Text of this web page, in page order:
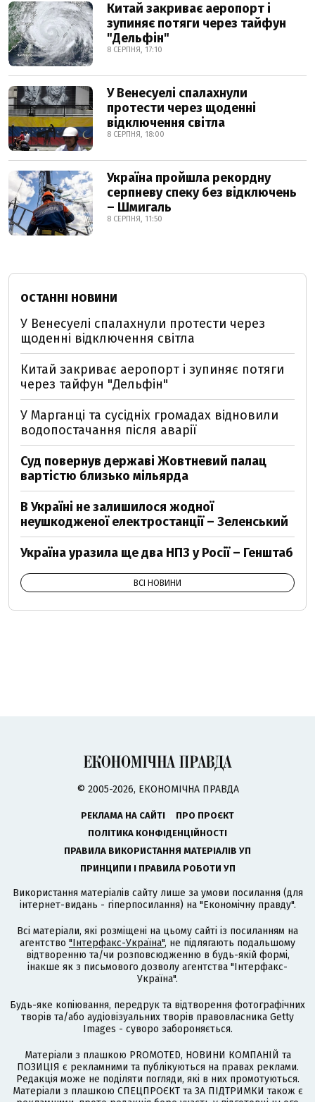
Китай закриває аеропорт і
зупиняє потяги через тайфун
"Дельфін"
8 СЕРПНЯ, 17:10
У Венесуелі спалахнули
протести через щоденні
відключення світла
8 СЕРПНЯ, 18:00
Україна пройшла рекордну
серпневу спеку без відключень
– Шмигаль
8 СЕРПНЯ, 11:50
ОСТАННІ НОВИНИ
У Венесуелі спалахнули протести через
щоденні відключення світла
Китай закриває аеропорт і зупиняє потяги
через тайфун "Дельфін"
У Марганці та сусідніх громадах відновили
водопостачання після аварії
Суд повернув державі Жовтневий палац
вартістю близько мільярда
В Україні не залишилося жодної
неушкодженої електростанції – Зеленський
Україна уразила ще два НПЗ у Росії – Генштаб
ВСІ НОВИНИ
© 2005-2026, ЕКОНОМІЧНА ПРАВДА
РЕКЛАМА НА САЙТІ
ПРО ПРОЄКТ
ПОЛІТИКА КОНФІДЕНЦІЙНОСТІ
ПРАВИЛА ВИКОРИСТАННЯ МАТЕРІАЛІВ УП
ПРИНЦИПИ І ПРАВИЛА РОБОТИ УП
Використання матеріалів сайту лише за умови посилання (для
інтернет-видань - гіперпосилання) на "Економічну правду".
Всі матеріали, які розміщені на цьому сайті із посиланням на
агентство "Інтерфакс-Україна", не підлягають подальшому
відтворенню та/чи розповсюдженню в будь-якій формі,
інакше як з письмового дозволу агентства "Інтерфакс-
Україна".
Будь-яке копіювання, передрук та відтворення фотографічних
творів та/або аудіовізуальних творів правовласника Getty
Images - суворо забороняється.
Матеріали з плашкою PROMOTED, НОВИНИ КОМПАНІЙ та
ПОЗИЦІЯ є рекламними та публікуються на правах реклами.
Редакція може не поділяти погляди, які в них промотуються.
Матеріали з плашкою СПЕЦПРОЄКТ та ЗА ПІДТРИМКИ також є